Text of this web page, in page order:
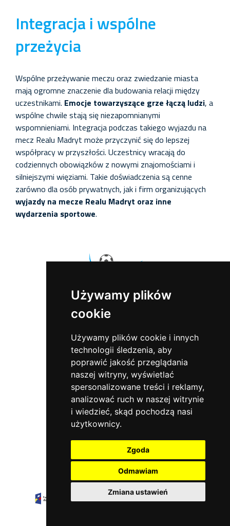
Używamy plików
cookie
Używamy plików cookie i innych
technologii śledzenia, aby
poprawić jakość przeglądania
naszej witryny, wyświetlać
spersonalizowane treści i reklamy,
analizować ruch w naszej witrynie
i wiedzieć, skąd pochodzą nasi
użytkownicy.
Zgoda
Odmawiam
Zmiana ustawień
Integracja i wspólne
przeżycia
Wspólne przeżywanie meczu oraz zwiedzanie miasta
mają ogromne znaczenie dla budowania relacji między
uczestnikami. Emocje towarzyszące grze łączą ludzi, a
wspólne chwile stają się niezapomnianymi
wspomnieniami. Integracja podczas takiego wyjazdu na
mecz Realu Madryt może przyczynić się do lepszej
współpracy w przyszłości. Uczestnicy wracają do
codziennych obowiązków z nowymi znajomościami i
silniejszymi więziami. Takie doświadczenia są cenne
zarówno dla osób prywatnych, jak i firm organizujących
wyjazdy na mecze Realu Madryt oraz inne
wydarzenia sportowe.
Sports Events
55-200 Marcinkowice
tel.:+48 71 302 81 81
e-mail:biuro@sportsevents.pl
O nas
Oferta
Aktualności
Kontakt
Social media